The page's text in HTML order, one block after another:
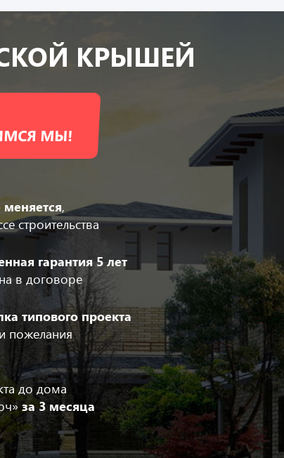
КРЫШЕЙ
МЫ!
,
строительства
гарантия 5 лет
в договоре
типового проекта
пожелания
до дома
за 3 месяца